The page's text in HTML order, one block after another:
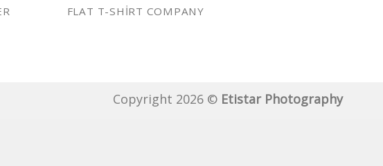
FLAT T-SHIRT COMPANY
Copyright 2026 © Etistar Photography